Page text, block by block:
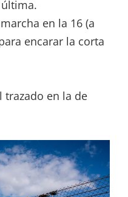
en la 16 (a
encarar la corta
trazado en la de